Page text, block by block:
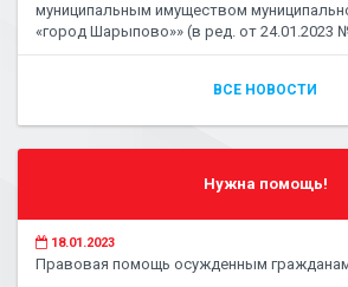
муниципальным имуществом
«город Шарыпово»» (в ред. от 24.01.2023
ВСЕ НОВОСТИ
Нужна помощь!
18.01.2023
Правовая помощь осужденным